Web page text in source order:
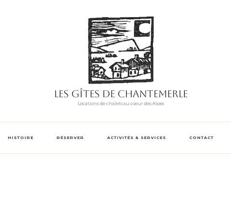
Les Gîtes de Chantemerle
Locations de chalets au coeur des Alpes
HISTOIRE RÉSERVER ACTIVITÉS & SERVICES CONTACT